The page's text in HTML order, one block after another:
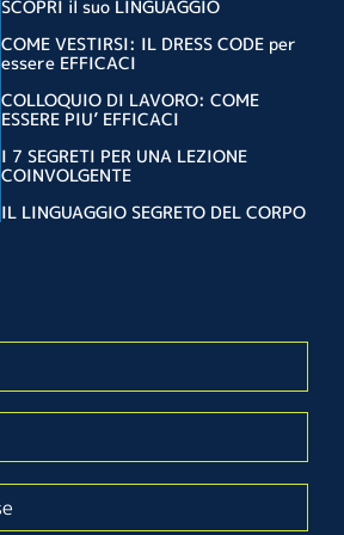
SCOPRI il suo LINGUAGGIO
COME VESTIRSI: IL DRESS CODE per
essere EFFICACI
COLLOQUIO DI LAVORO: COME
ESSERE PIU’ EFFICACI
I 7 SEGRETI PER UNA LEZIONE
COINVOLGENTE
IL LINGUAGGIO SEGRETO DEL CORPO